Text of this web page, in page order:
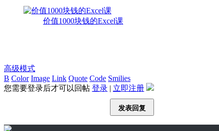
价值1000块钱的Excel课
高级模式
B Color Image Link Quote Code Smilies
您需要登录后才可以回帖 登录 | 立即注册
发表回复